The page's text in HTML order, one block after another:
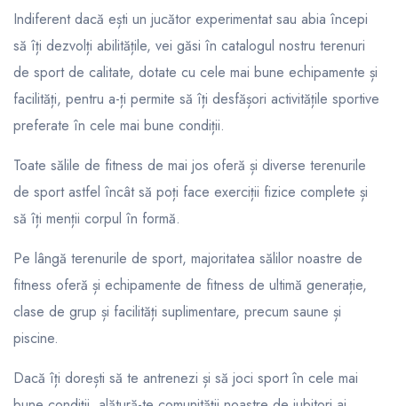
Foodie
FunOne
Contul tău
Indiferent dacă ești un jucător experimentat sau abia începi
să îți dezvolți abilitățile, vei găsi în catalogul nostru terenuri
de sport de calitate, dotate cu cele mai bune echipamente și
facilități, pentru a-ți permite să îți desfășori activitățile sportive
preferate în cele mai bune condiții.
Toate sălile de fitness de mai jos oferă și diverse terenurile
de sport astfel încât să poți face exerciții fizice complete și
să îți menții corpul în formă.
Pe lângă terenurile de sport, majoritatea sălilor noastre de
fitness oferă și echipamente de fitness de ultimă generație,
clase de grup și facilități suplimentare, precum saune și
piscine.
Dacă îți dorești să te antrenezi și să joci sport în cele mai